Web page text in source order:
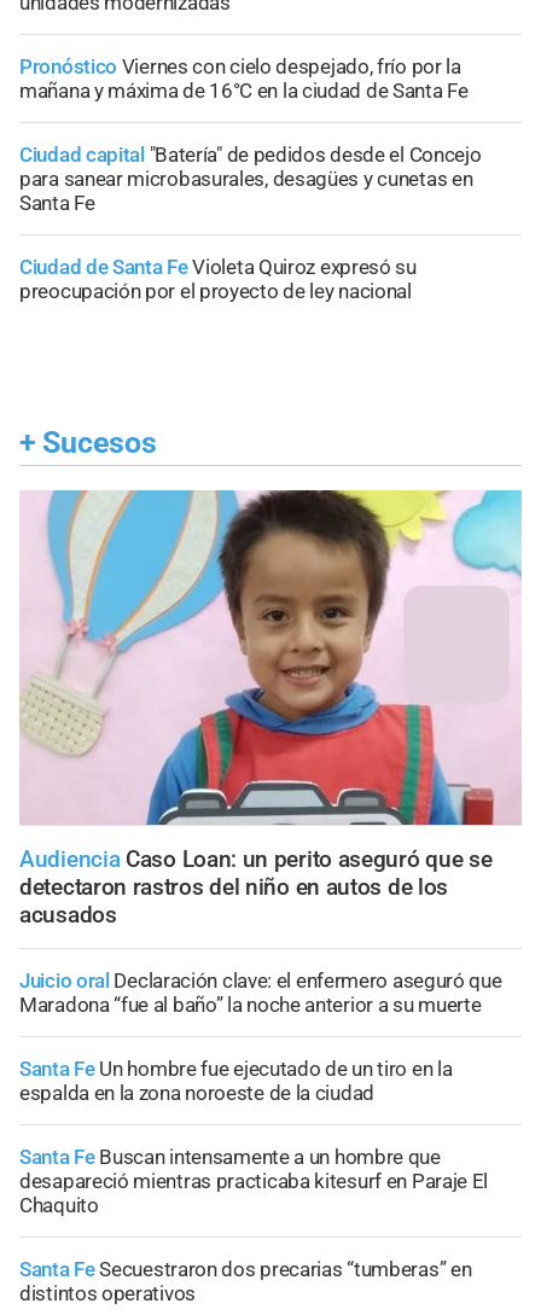
Pronóstico Viernes con cielo despejado, frío por la
mañana y máxima de 16°C en la ciudad de Santa Fe
Ciudad capital "Batería" de pedidos desde el Concejo
para sanear microbasurales, desagües y cunetas en
Santa Fe
Ciudad de Santa FeVioleta Quiroz expresó su
preocupación por el proyecto de ley nacional
+ Sucesos
Audiencia Caso Loan: un perito aseguró que se
detectaron rastros del niño en autos de los
acusados
Juicio oral Declaración clave: el enfermero aseguró que
Maradona “fue al baño” la noche anterior a su muerte
Santa Fe Un hombre fue ejecutado de un tiro en la
espalda en la zona noroeste de la ciudad
Santa Fe Buscan intensamente a un hombre que
desapareció mientras practicaba kitesurf en Paraje El
Chaquito
Santa FeSecuestraron dos precarias “tumberas” en
distintos operativos